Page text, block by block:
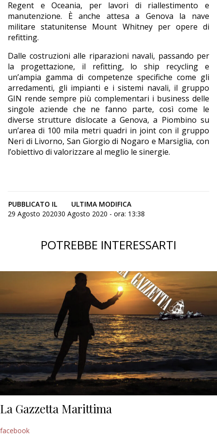
Regent e Oceania, per lavori di riallestimento e
manutenzione. È anche attesa a Genova la nave
militare statunitense Mount Whitney per opere di
refitting.
Dalle costruzioni alle riparazioni navali, passando per
la progettazione, il refitting, lo ship recycling e
un’ampia gamma di competenze specifiche come gli
arredamenti, gli impianti e i sistemi navali, il gruppo
GIN rende sempre più complementari i business delle
singole aziende che ne fanno parte, così come le
diverse strutture dislocate a Genova, a Piombino su
un’area di 100 mila metri quadri in joint con il gruppo
Neri di Livorno, San Giorgio di Nogaro e Marsiglia, con
l’obiettivo di valorizzare al meglio le sinergie.
PUBBLICATO IL
29 Agosto 2020
ULTIMA MODIFICA
30 Agosto 2020 - ora: 13:38
POTREBBE INTERESSARTI
La Gazzetta Marittima
facebook